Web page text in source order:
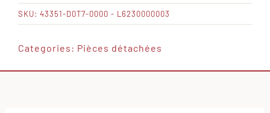
Support
de
disque
SKU: 43351-D0T7-0000 - L6230000003
Categories: Pièces détachées